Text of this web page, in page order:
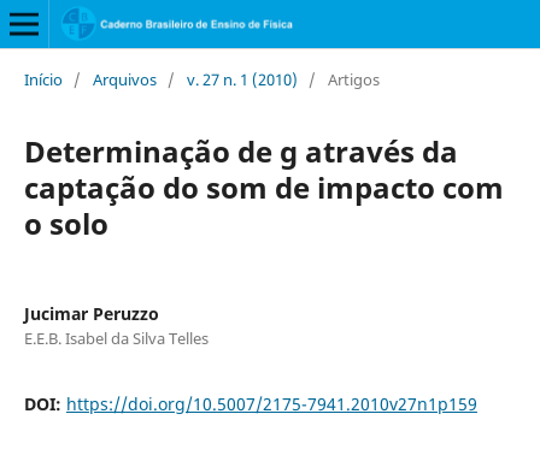
Início / Arquivos / v. 27 n. 1 (2010) / Artigos
Determinação de g através da
captação do som de impacto com
o solo
Jucimar Peruzzo
E.E.B. Isabel da Silva Telles
DOI: https://doi.org/10.5007/2175-7941.2010v27n1p159